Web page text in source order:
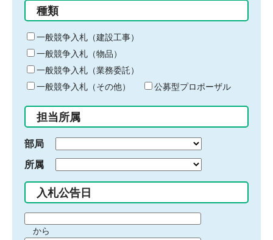
る
キ
ー
ワ
ー
ド
入
力
種類
一般競争入札（建設工事）
一般競争入札（物品）
一般競争入札（業務委託）
一般競争入札（その他）
公募型プロポーザル
担当所属
部局
所属
入札公告日
間から